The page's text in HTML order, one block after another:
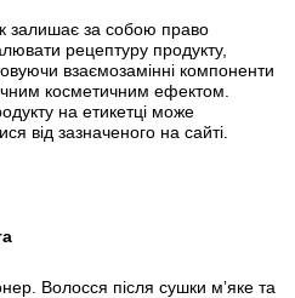
залишає за собою право
рецептуру продукту,
взаємозамінні компоненти
косметичним ефектом.
на етикетці може
від зазначеного на сайті.
Волосся після сушки мʼяке та